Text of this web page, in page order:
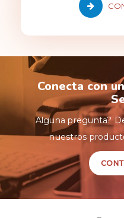
Conecta con
Alguna pregunta?
nuestros